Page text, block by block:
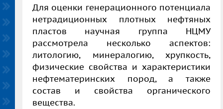
Для оценки генерационного потенциала
нетрадиционных плотных нефтяных
пластов научная группа НЦМУ
рассмотрела несколько аспектов:
литологию, минералогию, хрупкость,
физические свойства и характеристики
нефтематеринских пород, а также
состав и свойства органического
вещества.